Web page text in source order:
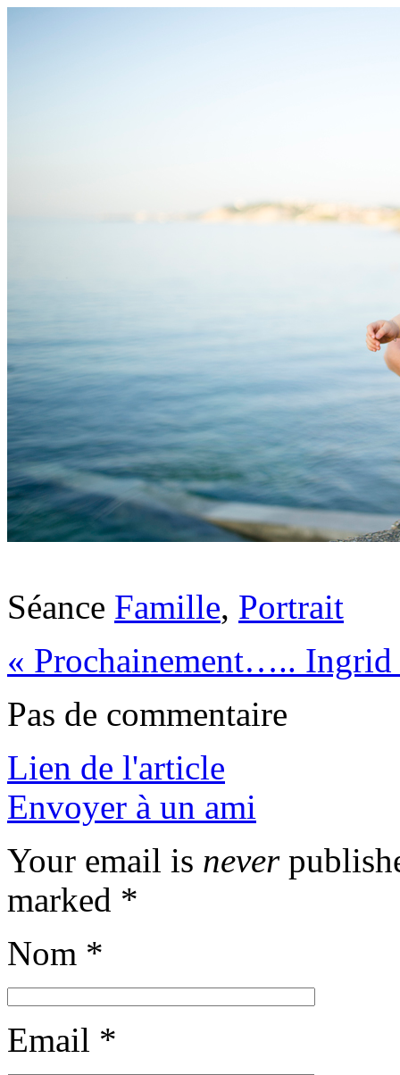
Séance Famille, Portrait
« Prochainement….. Ingrid
Pas de commentaire
Lien de l'article
Envoyer à un ami
Your email is never
marked *
Nom *
Email *